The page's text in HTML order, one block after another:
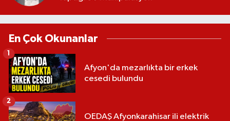
En Çok Okunanlar
Afyon'da mezarlıkta bir erkek
cesedi bulundu
1
OEDAŞ Afyonkarahisar ili elektrik
2